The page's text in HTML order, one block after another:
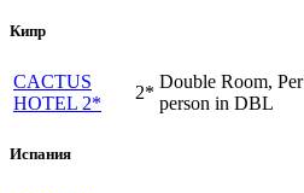
Кипр
CACTUS
HOTEL 2*
2*
Double Room, Per
person in DBL
Испания